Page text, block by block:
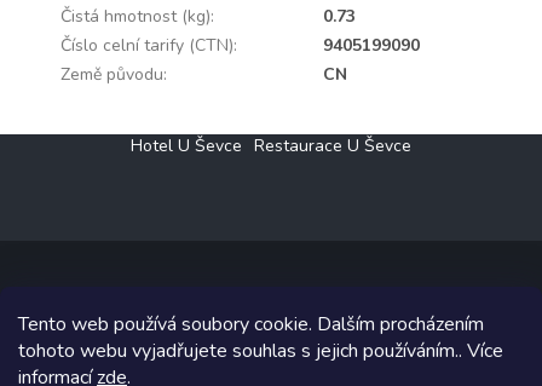
Tento web používá soubory cookie. Dalším procházením
tohoto webu vyjadřujete souhlas s jejich používáním.. Více
informacízde.
Čistá hmotnost (kg):
0.73
Číslo celní tarify (CTN):
9405199090
Země původu: CN
Hotel U Ševce Restaurace U Ševce
Copyright 2026Elektro Klesný s.r.o.. Všechna práva vyhrazena.